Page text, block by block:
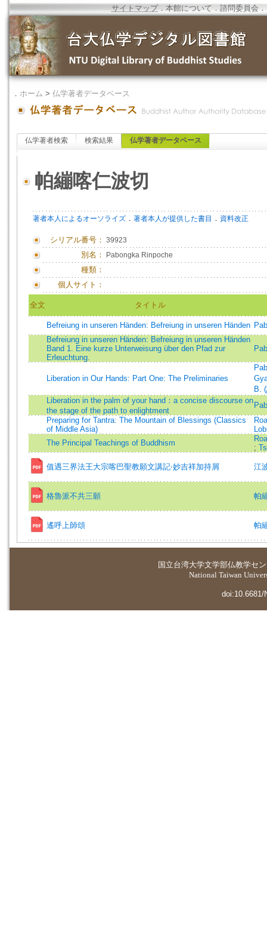
サイトマップ．本館について ．諮問委員会 ．
． ホーム > 仏学著者データベース
仏学著者検索 検索結果 仏学著者データベース
帕繃喀仁波切
著者本人によるオーソライズ ． 著者本人が提供した書目 ． 資料改正
シリアル番号： 39923
別名： Pabongka Rinpoche
種類：
個人サイト：
全文 タイトル
Befreiung in unseren Händen: Befreiung in unseren Händen
Befreiung in unseren Händen: Befreiung in unseren Händen
Band 1. Eine kurze Unterweisung über den Pfad zur
Erleuchtung.
Liberation in Our Hands: Part One: The Preliminaries
B.
Liberation in the palm of your hand：a concise discourse on
the stage of the path to enlightment
Preparing for Tantra: The Mountain of Blessings (Classics
of Middle Asia)
The Principal Teachings of Buddhism
;
值遇三界法王大宗喀巴聖教願文講記‧妙吉祥加持屑 江
格魯派不共三願 帕
遙呼上師頌 帕
国立台湾大学文学部仏教学セ
National Taiwan
doi:10.6681/